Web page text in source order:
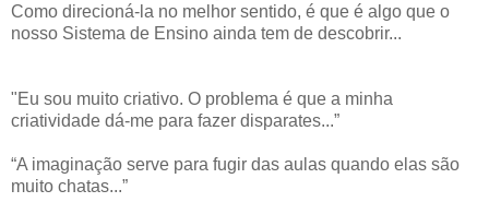
Como direcioná-la no melhor sentido, é que é algo que o
nosso Sistema de Ensino ainda tem de descobrir...
"Eu sou muito criativo. O problema é que a minha
criatividade dá-me para fazer disparates...”
“A imaginação serve para fugir das aulas quando elas são
muito chatas...”